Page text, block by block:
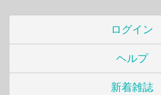
ログイン
ヘルプ
新着雑誌